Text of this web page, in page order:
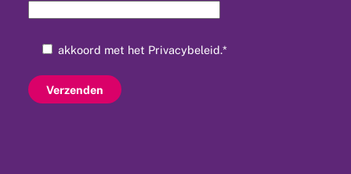
akkoord met het Privacybeleid.*